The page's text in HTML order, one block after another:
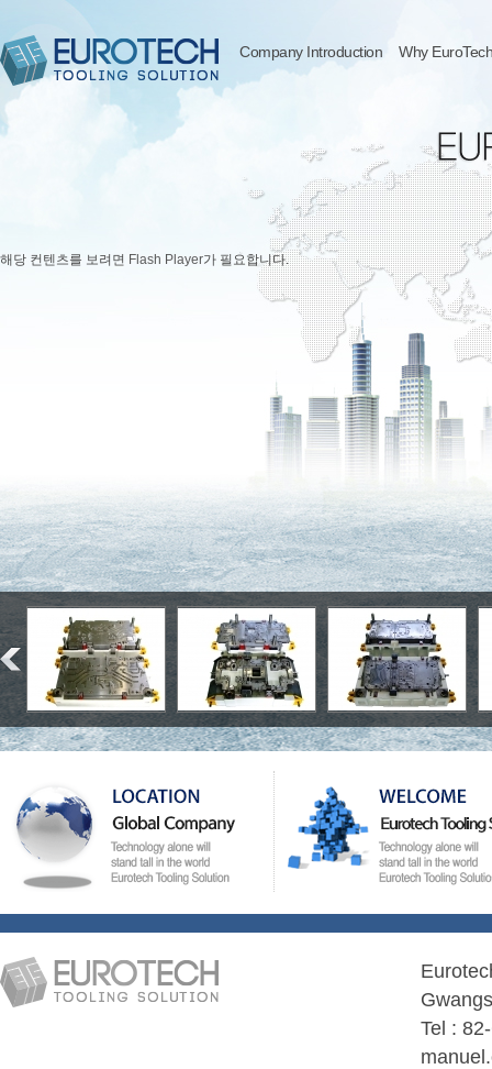
Company Introduction Why
해당 컨텐츠를 보려면 Flash Player가 필요합니다.
Tel :